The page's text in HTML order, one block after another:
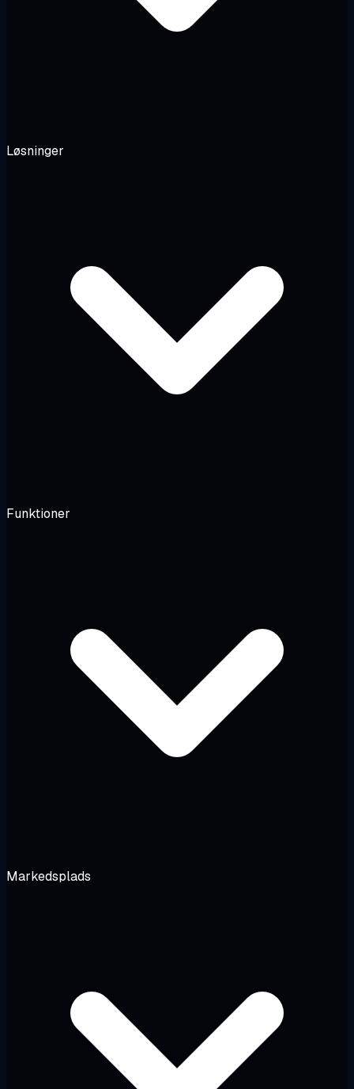
Løsninger
Funktioner
Markedsplads